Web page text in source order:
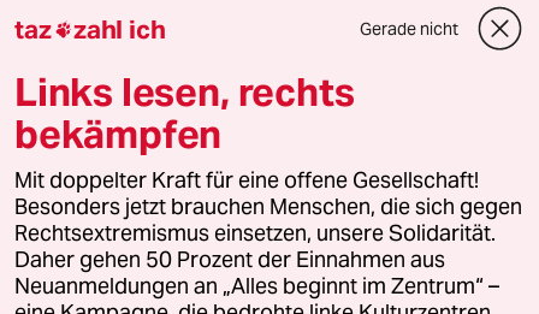
..ahhja dann ist ja alles ok. So in etwa
"Interessenkonflikten" aus.
Und falls Sie mir hier unterstellen
wollen, das ich Grünen-Wähler
bin...Muss ich Sie leider enttäuschen
das bin ich nicht. Und ich finde die
Art und Weise wie Grüne, aber auch
SPD hier sich vor den Karren spannen
lassen absolut
verabscheuungswürdig...Beide
taz zahl ich Gerade nicht
Links lesen, rechts
bekämpfen
Mit doppelter Kraft für eine offene Gesellschaft!
Besonders jetzt brauchen Menschen, die sich gegen
Rechtsextremismus einsetzen, unsere Solidarität.
Daher gehen 50 Prozent der Einnahmen aus
Neuanmeldungen an „Alles beginnt im Zentrum“ –